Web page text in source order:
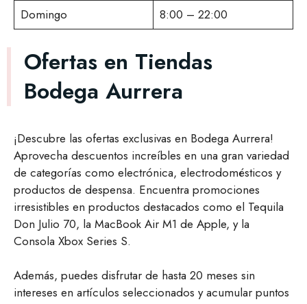
Domingo
8:00 – 22:00
Ofertas en Tiendas
Bodega Aurrera
¡Descubre las ofertas exclusivas en Bodega Aurrera!
Aprovecha descuentos increíbles en una gran variedad
de categorías como electrónica, electrodomésticos y
productos de despensa. Encuentra promociones
irresistibles en productos destacados como el Tequila
Don Julio 70, la MacBook Air M1 de Apple, y la
Consola Xbox Series S.
Además, puedes disfrutar de hasta 20 meses sin
intereses en artículos seleccionados y acumular puntos